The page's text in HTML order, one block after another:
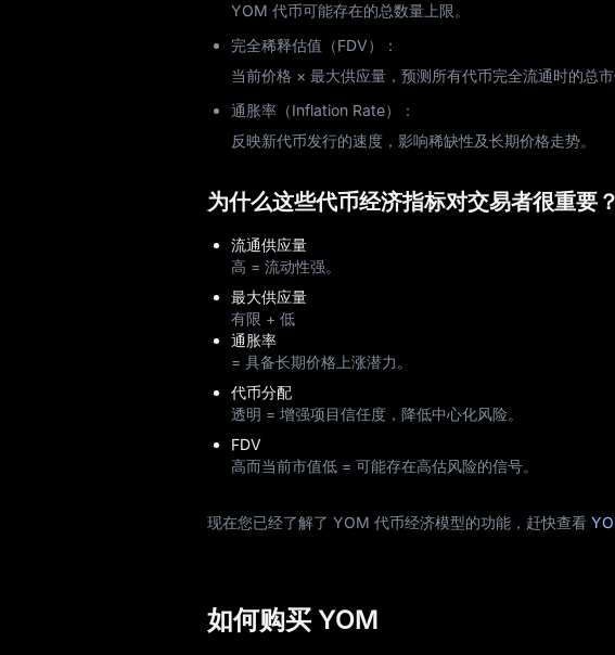
YOM 代币可能存在的总数量上限。
完全稀释估值（FDV）：
当前价格 × 最大供应量，预测所有代币完全流通时的总市
通胀率（Inflation Rate）：
反映新代币发行的速度，影响稀缺性及长期价格走势。
为什么这些代币经济指标对交易者很重要？
流通供应量
高 = 流动性强。
最大供应量
有限 + 低
通胀率
= 具备长期价格上涨潜力。
代币分配
透明 = 增强项目信任度，降低中心化风险。
FDV
高而当前市值低 = 可能存在高估风险的信号。
现在您已经了解了 YOM 代币经济模型的功能，赶快查看
如何购买 YOM